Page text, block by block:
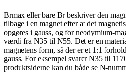
Brmax eller bare Br beskriver den
tilbage i en magnet efter at det
opgøres i gauss, og for neodymium-
værdi fra N35 til N55. Det er en
magnetens form, så der er et 1:1
gauss. For eksempel svarer N35 til
produktsiderne kan du både se N-